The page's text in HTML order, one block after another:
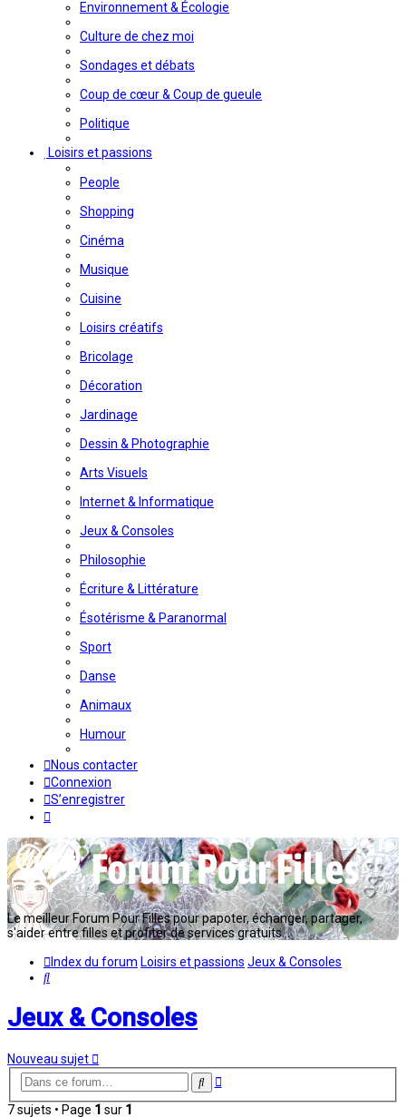
Environnement & Écologie
Culture de chez moi
Sondages et débats
Coup de cœur & Coup de gueule
Politique
Loisirs et passions
People
Shopping
Cinéma
Musique
Cuisine
Loisirs créatifs
Bricolage
Décoration
Jardinage
Dessin & Photographie
Arts Visuels
Internet & Informatique
Jeux & Consoles
Philosophie
Écriture & Littérature
Ésotérisme & Paranormal
Sport
Danse
Animaux
Humour
Nous contacter
Connexion
S’enregistrer
Le meilleur Forum Pour Filles pour papoter, échanger, partager,
s'aider entre filles et profiter de services gratuits...
Index du forum Loisirs et passions Jeux & Consoles
Rechercher
Jeux & Consoles
Nouveau sujet
Rechercher
Recherche
7 sujets • Page 1 sur 1